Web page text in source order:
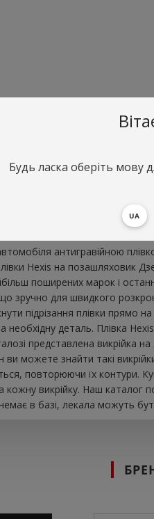
антигравійною
Hexis на
поширених марок і
для швидкого
підрізання плівки
необхідну деталь. Плівка
представлена ​​викрійка
можете знайти такі
повторюючи їх контури.
кожну викрійку. Наш
в базі, лекала можуть
Будь ласка оберіть мову
UA